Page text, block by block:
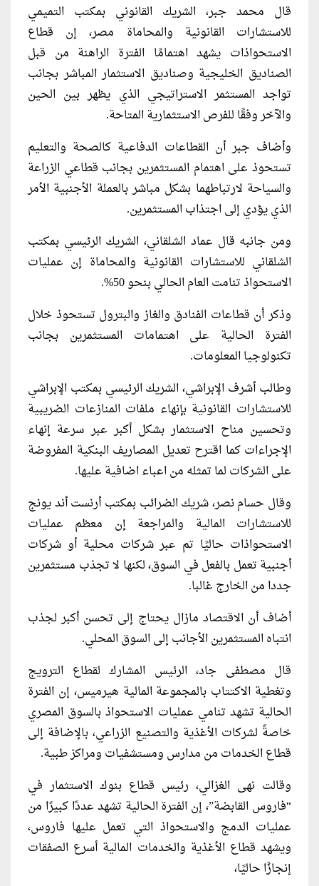
قال محمد جبر، الشريك القانوني بمكتب التميمي
للاستشارات القانونية والمحاماة مصر، إن قطاع
الاستحواذات يشهد اهتمامًا الفترة الراهنة من قبل
الصناديق الخليجية وصناديق اﻻستثمار المباشر بجانب
تواجد المستثمر الاستراتيجي الذي يظهر بين الحين
والآخر وفقًا للفرص الاستثمارية المتاحة.
وأضاف جبر أن القطاعات الدفاعية كالصحة والتعليم
تستحوذ على اهتمام المستثمرين بجانب قطاعي الزراعة
والسياحة لارتباطهما بشكل مباشر بالعملة الأجنبية الأمر
الذي يؤدي إلى اجتذاب المستثمرين.
ومن جانبه قال عماد الشلقاني، الشريك الرئيسي بمكتب
الشلقاني للاستشارات القانونية والمحاماة إن عمليات
الاستحواذ تنامت العام الحالي بنحو 50%.
وذكر أن قطاعات الفنادق والغاز والبترول تستحوذ خلال
الفترة الحالية على اهتمامات المستثمرين بجانب
تكنولوجيا المعلومات.
وطالب أشرف الإبراشي، الشريك الرئيسي بمكتب الإبراشي
للاستشارات القانونية بإنهاء ملفات المنازعات الضريبية
وتحسين مناح اﻻستثمار بشكل أكبر عبر سرعة إنهاء
الإجراءات كما اقترح تعديل المصاريف البنكية المفروضة
على الشركات لما تمثله من اعباء اضافية عليها.
وقال حسام نصر، شريك الضرائب بمكتب أرنست أند يونج
للاستشارات المالية والمراجعة إن معظم عمليات
الاستحواذات حاليًا تم عبر شركات محلية أو شركات
أجنبية تعمل بالفعل في السوق، لكنها لا تجذب مستثمرين
جددا من الخارج غالبا.
أضاف أن اﻻقتصاد مازال يحتاج إلى تحسن أكبر لجذب
انتباه المستثمرين الأجانب إلى السوق المحلي.
قال مصطفى جاد، الرئيس المشارك لقطاع الترويج
وتغطية الاكتتاب بالمجموعة المالية هيرميس، إن الفترة
الحالية تشهد تنامي عمليات الاستحواذ بالسوق المصري
خاصةً لشركات الأغذية والتصنيع الزراعي، بالإضافة إلى
قطاع الخدمات من مدارس ومستشفيات ومراكز طبية.
وقالت نهى الغزالي، رئيس قطاع بنوك الاستثمار في
“فاروس القابضة”، إن الفترة الحالية تشهد عددًا كبيرًا من
عمليات الدمج والاستحواذ التي تعمل عليها فاروس،
ويشهد قطاع الأغذية والخدمات المالية أسرع الصفقات
إنجازًا حاليًا،